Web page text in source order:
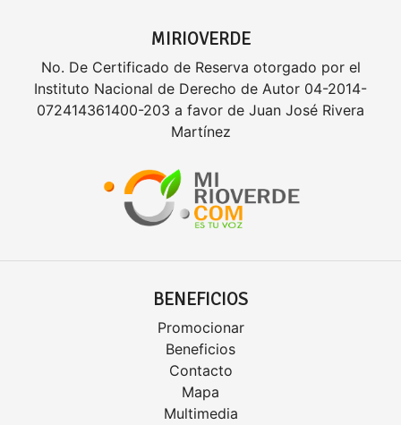
MIRIOVERDE
No. De Certificado de Reserva otorgado por el
Instituto Nacional de Derecho de Autor 04-2014-
072414361400-203 a favor de Juan José Rivera
Martínez
BENEFICIOS
Promocionar
Beneficios
Contacto
Mapa
Multimedia